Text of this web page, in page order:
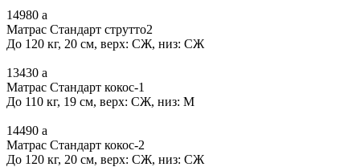
14980 a
Матрас Стандарт струтто2
До 120 кг, 20 см, верх: СЖ, низ: СЖ
13430 a
Матрас Стандарт кокос-1
До 110 кг, 19 см, верх: СЖ, низ: М
14490 a
Матрас Стандарт кокос-2
До 120 кг, 20 см, верх: СЖ, низ: СЖ